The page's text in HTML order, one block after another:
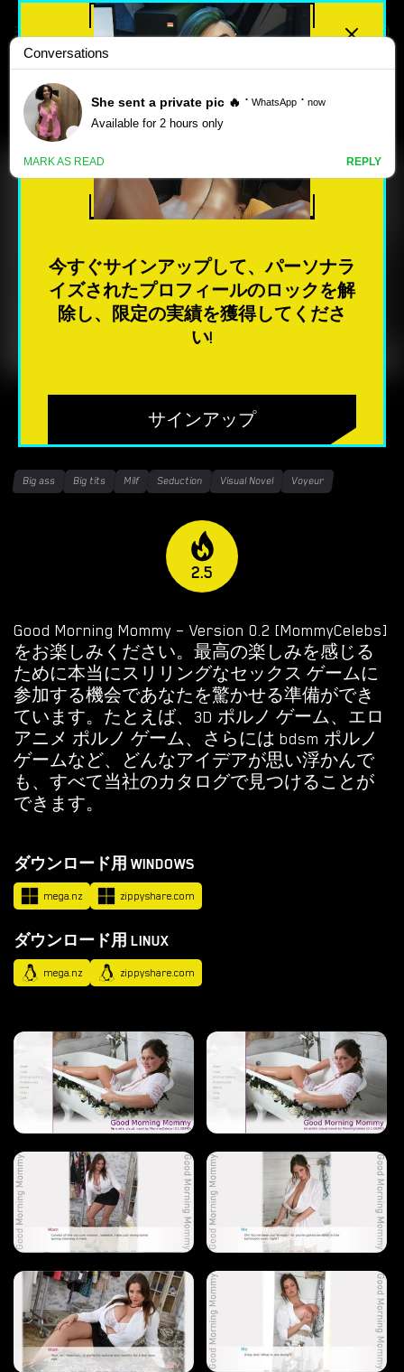
最高評価
人気のある
新しい
ポ
フリーセックスシミュレーター
無料エロゲーム
OVERWATCH WEEKEND FUCK
RESIDENT EVIL NET ADVENTURE
ベストチョイス
ゲイポルノゲーム
ポ
ゲ
ー
を
ダ
ー
ド
ダウンロード
ANDROID ポルノ ゲーム
WINDOWS ポルノ ゲーム
MACOS ポルノ ゲーム
LINUX ポルノ ゲーム
GOOD MORNING MOMMY –
今すぐダウンロード
Big ass Big tits Milf Seduction Visual Novel Voyeur
2.5
Good Morning Mommy – Version 0.2 [MommyCelebs]
をお楽しみください。最高の楽しみを感じる
ために本当にスリリングなセックス ゲームに
参加する機会であなたを驚かせる準備ができ
ています。たとえば、3D ポルノ ゲーム、エロ
アニメ ポルノ ゲーム、さらには bdsm ポルノ
ゲームなど、どんなアイデアが思い浮かんで
も、すべて当社のカタログで見つけることが
できます。
ダウンロード用 WINDOWS
mega.nz zippyshare.com
ダウンロード用 LINUX
mega.nz zippyshare.com
今すぐサインアップして、パーソナラ
イズされたプロフィールのロックを解
除し、限定の実績を獲得してくださ
い!
サインアップ